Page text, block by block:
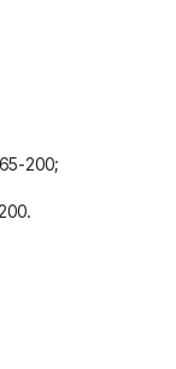
200;